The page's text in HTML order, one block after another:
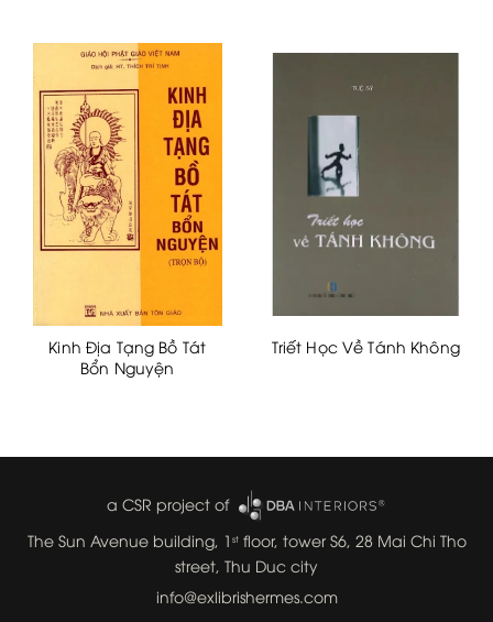
Kinh Địa Tạng Bồ Tát
Bổn Nguyện
Triết Học Về Tánh Không
a CSR project of
The Sun Avenue building, 1 stfloor, tower S6, 28 Mai Chi Tho
street, Thu Duc city
info@exlibrishermes.com